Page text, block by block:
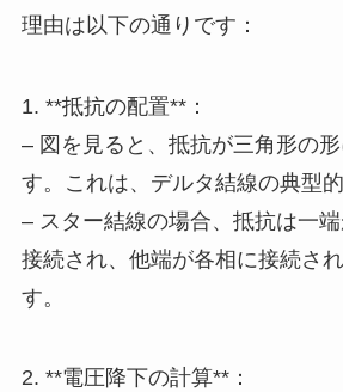
理由は以下の通りです：
1. **抵抗の配置**：
– 図を見ると、抵抗が三角形の
す。これは、デルタ結線の典型的
– スター結線の場合、抵抗は一
接続され、他端が各相に接続さ
す。
2. **電圧降下の計算**：